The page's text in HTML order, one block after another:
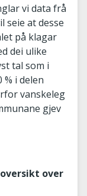
vi data frå
seie at desse
på klagar
dei ulike
tal som i
i delen
vanskeleg
gjev
over